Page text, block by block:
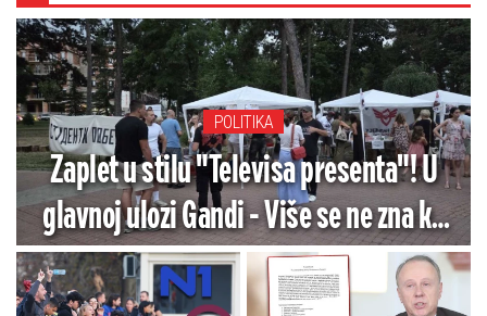
POLITIKA
Zaplet u stilu "Televisa presenta"! U
glavnoj ulozi Gandi - Više se ne zna ko
kome podmeće u redovima blokadera